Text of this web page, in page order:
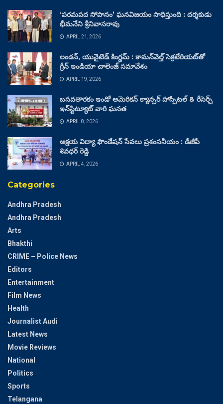
‘పరమపద సోపానం’ ఘనవిజయం సాధిస్తుంది : దర్శకుడు
భీమనేని శ్రీనివాసరావు
APRIL 21, 2026
లండన్, యునైటెడ్ కింగ్డమ్ : కామన్‌వెల్త్ సెక్రటేరియట్‌తో
గ్రీన్ ఇండియా చాలెంజ్ సమావేశం
APRIL 19, 2026
బసవతారకం ఇండో అమెరికన్ క్యాన్సర్ హాస్పిటల్ & రీసెర్చ్
ఇన్‌స్టిట్యూట్ వారి ఘనత
APRIL 8, 2026
అక్షయ విద్యా ఫౌండేషన్ సేవలు ప్రశంసనీయం : డీజీపీ
శివధర్ రెడ్డి
APRIL 4, 2026
Categories
Andhra Pradesh
Andhra Pradesh
Arts
Bhakthi
CRIME – Police News
Editors
Entertainment
Film News
Health
Journalist Audi
Latest News
Movie Reviews
National
Politics
Sports
Telangana